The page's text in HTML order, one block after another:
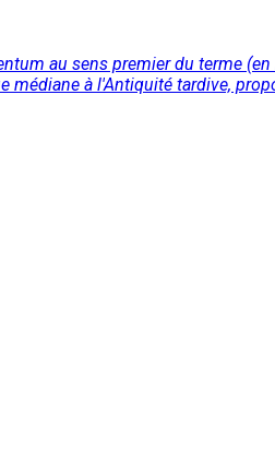
au sens premier du terme
à l'Antiquité tardive,